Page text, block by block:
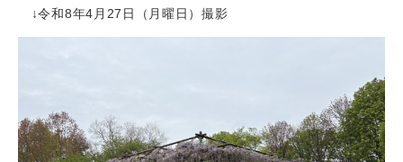
↓令和8年4月27日（月曜日）撮影